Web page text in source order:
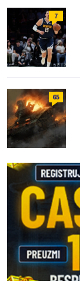
7
65